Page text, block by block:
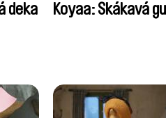
deka Koyaa: Skákavá